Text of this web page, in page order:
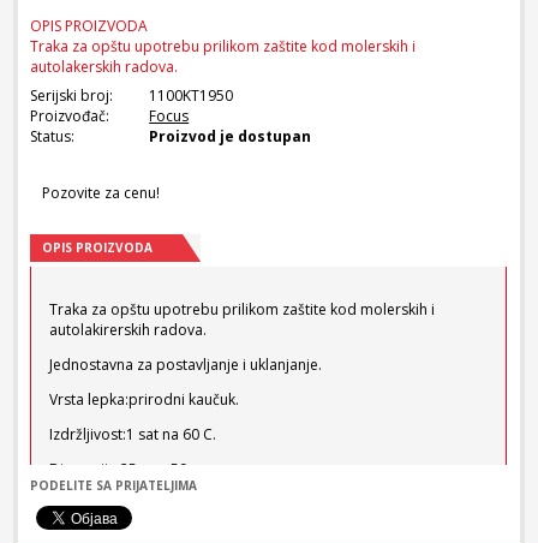
OPIS PROIZVODA
Traka za opštu upotrebu prilikom zaštite kod molerskih i
autolakerskih radova.
Serijski broj:
1100KT1950
Proizvođač:
Focus
Status:
Proizvod je dostupan
Pozovite za cenu!
OPIS PROIZVODA
Traka za opštu upotrebu prilikom zaštite kod molerskih i
autolakirerskih radova.
Jednostavna za postavljanje i uklanjanje.
Vrsta lepka:prirodni kaučuk.
Izdržljivost:1 sat na 60 C.
Dimenzija:25mmx50m.
PODELITE SA PRIJATELJIMA